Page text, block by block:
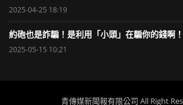
2025-04-25 18:19
約砲也是詐騙！是利用「小頭」在騙你的錢啊！
2025-05-15 10:21
青傳媒新聞報有限公司 All Right